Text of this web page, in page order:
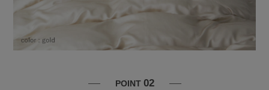
POINT 02